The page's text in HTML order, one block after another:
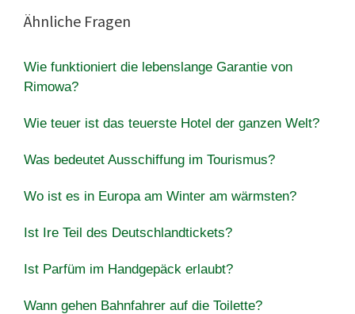
Ähnliche Fragen
Wie funktioniert die lebenslange Garantie von
Rimowa?
Wie teuer ist das teuerste Hotel der ganzen Welt?
Was bedeutet Ausschiffung im Tourismus?
Wo ist es in Europa am Winter am wärmsten?
Ist Ire Teil des Deutschlandtickets?
Ist Parfüm im Handgepäck erlaubt?
Wann gehen Bahnfahrer auf die Toilette?